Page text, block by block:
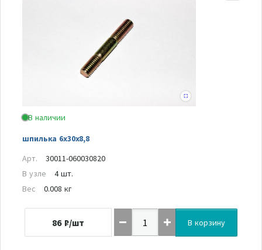
В наличии
шпилька 6х30х8,8
Арт.
30011-060030820
В узле
4 шт.
Вес
0.008 кг
86 ₽/шт В корзину